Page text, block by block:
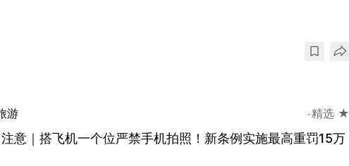
游 精选 ★
意｜搭飞机一个位严禁手机拍照！新条例实施最高重罚15万